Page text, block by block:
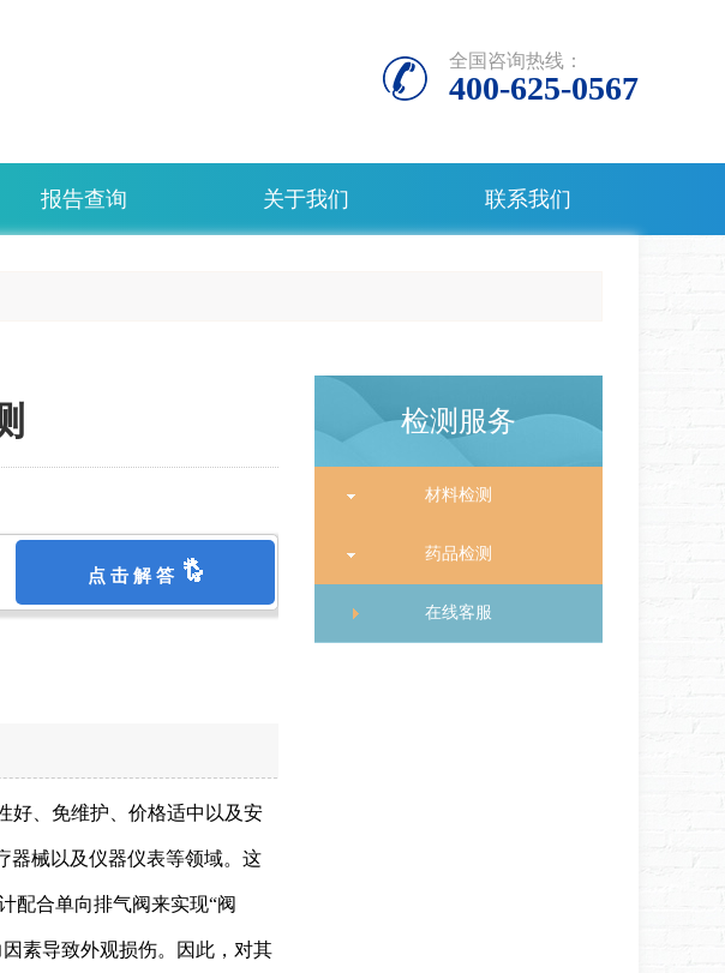
全国咨询热线：
400-625-0567
报告查询 关于我们 联系我们
检测服务
材料检测
药品检测
在线客服
点 击 解 答
好、免维护、价格适中以及安
器械以及仪器仪表等领域。这
配合单向排气阀来实现“阀
素导致外观损伤。因此，对其